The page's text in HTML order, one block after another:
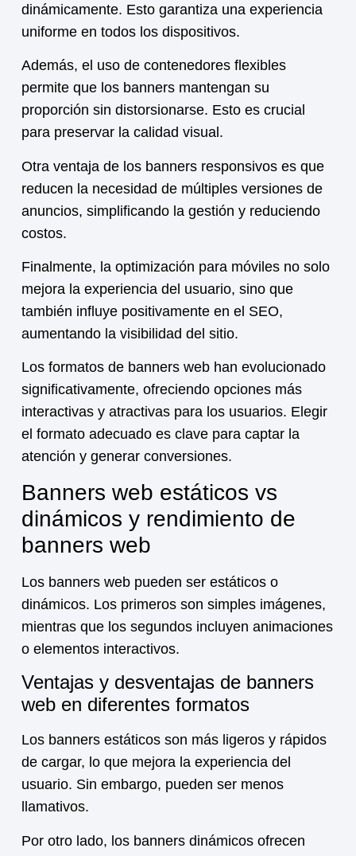
dinámicamente. Esto garantiza una experiencia
uniforme en todos los dispositivos.
Además, el uso de contenedores flexibles
permite que los banners mantengan su
proporción sin distorsionarse. Esto es crucial
para preservar la calidad visual.
Otra ventaja de los banners responsivos es que
reducen la necesidad de múltiples versiones de
anuncios, simplificando la gestión y reduciendo
costos.
Finalmente, la optimización para móviles no solo
mejora la experiencia del usuario, sino que
también influye positivamente en el SEO,
aumentando la visibilidad del sitio.
Los formatos de banners web han evolucionado
significativamente, ofreciendo opciones más
interactivas y atractivas para los usuarios. Elegir
el formato adecuado es clave para captar la
atención y generar conversiones.
Banners web estáticos vs
dinámicos y rendimiento de
banners web
Los banners web pueden ser estáticos o
dinámicos. Los primeros son simples imágenes,
mientras que los segundos incluyen animaciones
o elementos interactivos.
Ventajas y desventajas de banners
web en diferentes formatos
Los banners estáticos son más ligeros y rápidos
de cargar, lo que mejora la experiencia del
usuario. Sin embargo, pueden ser menos
llamativos.
Por otro lado, los banners dinámicos ofrecen